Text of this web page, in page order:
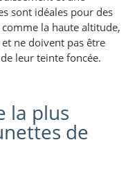
sont idéales pour des
la haute altitude,
ne doivent pas être
leur teinte foncée.
la plus
de